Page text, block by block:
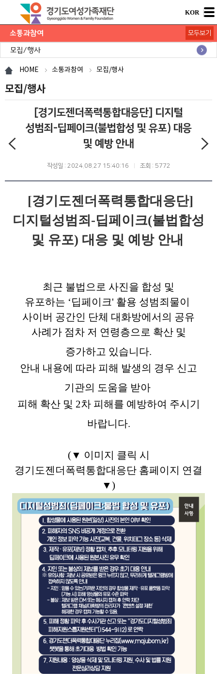
KOR
소통과참여
공지사항
채용공고
모집/행사
카드뉴스
언론보도
도민의 의견
재단 간행물
모두보기
HOME 소통과참여 모집/행사
모집/행사
[경기도젠더폭력통합대응단] 디지털
성범죄-딥페이크(불법합성 및 유포) 대응
및 예방 안내
작성일 : 2024.08.27 15:40:16 조회 : 5772
[경기도젠더폭력통합대응단]
디지털성범죄-딥페이크(불법합성
및 유포) 대응 및 예방 안내
최근 불법으로 사진을 합성 및
유포하는 ‘딥페이크' 활용 성범죄물이
사이버 공간인 단체 대화방에서의 공유
사례가 점차 저 연령층으로 확산 및
증가하고 있습니다.
안내 내용에 따라 피해 발생의 경우 신고
기관의 도움을 받아
피해 확산 및 2차 피해를 예방하여 주시기
바랍니다.
(▼ 이미지 클릭 시
경기도젠더폭력통합대응단 홈페이지 연결
▼)